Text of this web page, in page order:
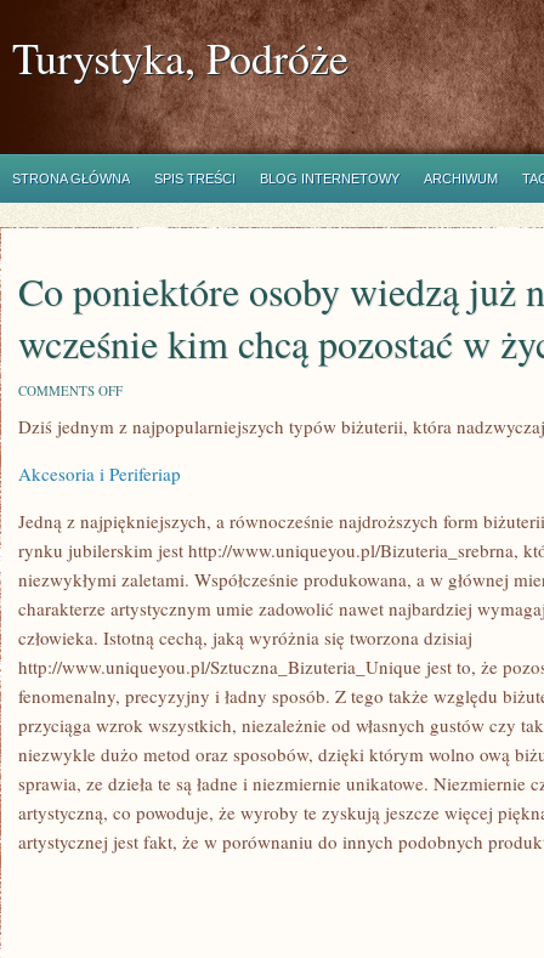
Turystyka, Podróże
STRONA GŁÓWNA SPIS TREŚCI BLOG INTERNETOWY ARCHIWUM
Co poniektóre osoby wiedzą już
wcześnie kim chcą pozostać w
COMMENTS OFFON
PONIEKTÓRE
OSOBY
JUŻ
WCZEŚNIE
KIM
CHCĄ
POZOSTAĆ
W
ŻYCIU
Dziś jednym z najpopularniejszych typów biżuterii, która nadzwyczaj
Akcesoria i Periferiap
Jedną z najpiękniejszych, a równocześnie najdroższych form
rynku jubilerskim jest http://www.uniqueyou.pl/Bizuteria_srebrna,
niezwykłymi zaletami. Współcześnie produkowana, a w głównej
charakterze artystycznym umie zadowolić nawet najbardziej
człowieka. Istotną cechą, jaką wyróżnia się tworzona dzisiaj
http://www.uniqueyou.pl/Sztuczna_Bizuteria_Unique jest to, że
fenomenalny, precyzyjny i ładny sposób. Z tego także względu
przyciąga wzrok wszystkich, niezależnie od własnych gustów czy
niezwykle dużo metod oraz sposobów, dzięki którym wolno ową
sprawia, ze dzieła te są ładne i niezmiernie unikatowe. Niezmiernie
artystyczną, co powoduje, że wyroby te zyskują jeszcze więcej
artystycznej jest fakt, że w porównaniu do innych podobnych